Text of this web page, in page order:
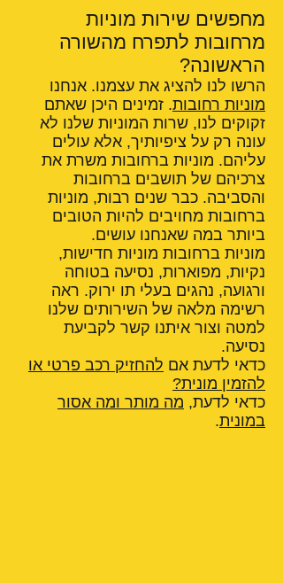
מחפשים שירות מוניות
מרחובות לתפרח מהשורה
הראשונה?
הרשו לנו להציג את עצמנו. אנחנו
מוניות רחובות. זמינים היכן שאתם
זקוקים לנו, שרות המוניות שלנו לא
עונה רק על ציפיותיך, אלא עולים
עליהם. מוניות ברחובות משרת את
צרכיהם של תושבים ברחובות
והסביבה. כבר שנים רבות, מוניות
ברחובות מחויבים להיות הטובים
ביותר במה שאנחנו עושים.
מוניות ברחובות מוניות חדישות,
נקיות, מפוארות, נסיעה בטוחה
ורגועה, נהגים בעלי תו ירוק. ראה
רשימה מלאה של השירותים שלנו
למטה וצור איתנו קשר לקביעת
נסיעה.
כדאי לדעת אם להחזיק רכב פרטי או
להזמין מונית?
כדאי לדעת, מה מותר ומה אסור
במונית.